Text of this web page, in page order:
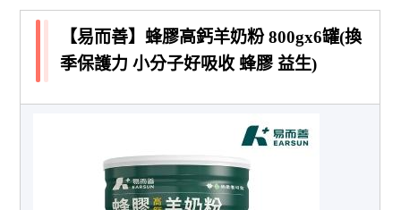
【易而善】蜂膠高鈣羊奶粉 800gx6罐(換
季保護力 小分子好吸收 蜂膠 益生)